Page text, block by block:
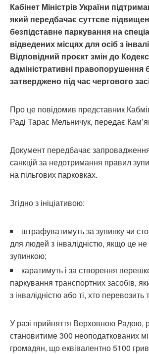
Кабінет Міністрів України
який передбачає суттєве
безпідставне паркування на
відведених місцях для осіб з
Відповідний проєкт змін до
адміністративні правопорушення
затверджено під час чергового
Про це повідомив представник
Раді Тарас Мельничук, передає
Документ передбачає
санкцій за недотримання правил
на пільгових парковках.
Згідно з ініціативою:
штрафуватимуть за зупинку чи
для людей з інвалідністю, якщо це
зупинкою;
каратимуть і за створення
паркування транспортних засобів,
з інвалідністю або ті, хто перевозить
У разі прийняття Верховною Радою,
становитиме 300 неоподаткованих
громадян, що еквівалентно 5100